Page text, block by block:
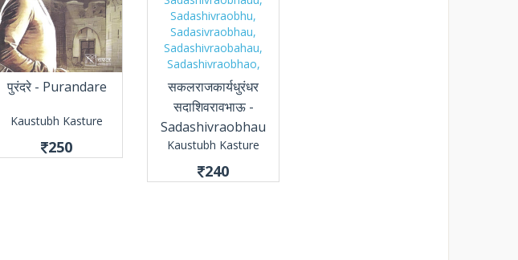
पुरंदरे - Purandare
Kaustubh Kasture
250
सकलराजकार्यधुरंधर
सदाशिवरावभाऊ -
Sadashivraobhau
Kaustubh Kasture
240